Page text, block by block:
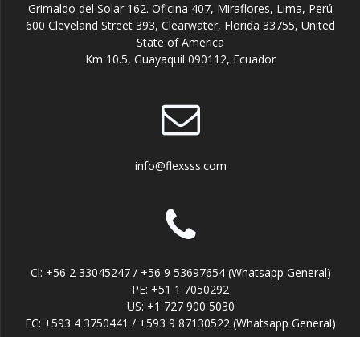
Grimaldo del Solar 162. Oficina 407, Miraflores, Lima, Perú
600 Cleveland Street 393, Clearwater, Florida 33755, United
State of America
Km 10.5, Guayaquil 090112, Ecuador
info@flexsss.com
Cl: +56 2 33045247 / +56 9 53697654 (Whatsapp General)
PE: +51 1 7050292
US: +1 727 900 5030
EC: +593 4 3750441 / +593 9 87130522 (Whatsapp General)